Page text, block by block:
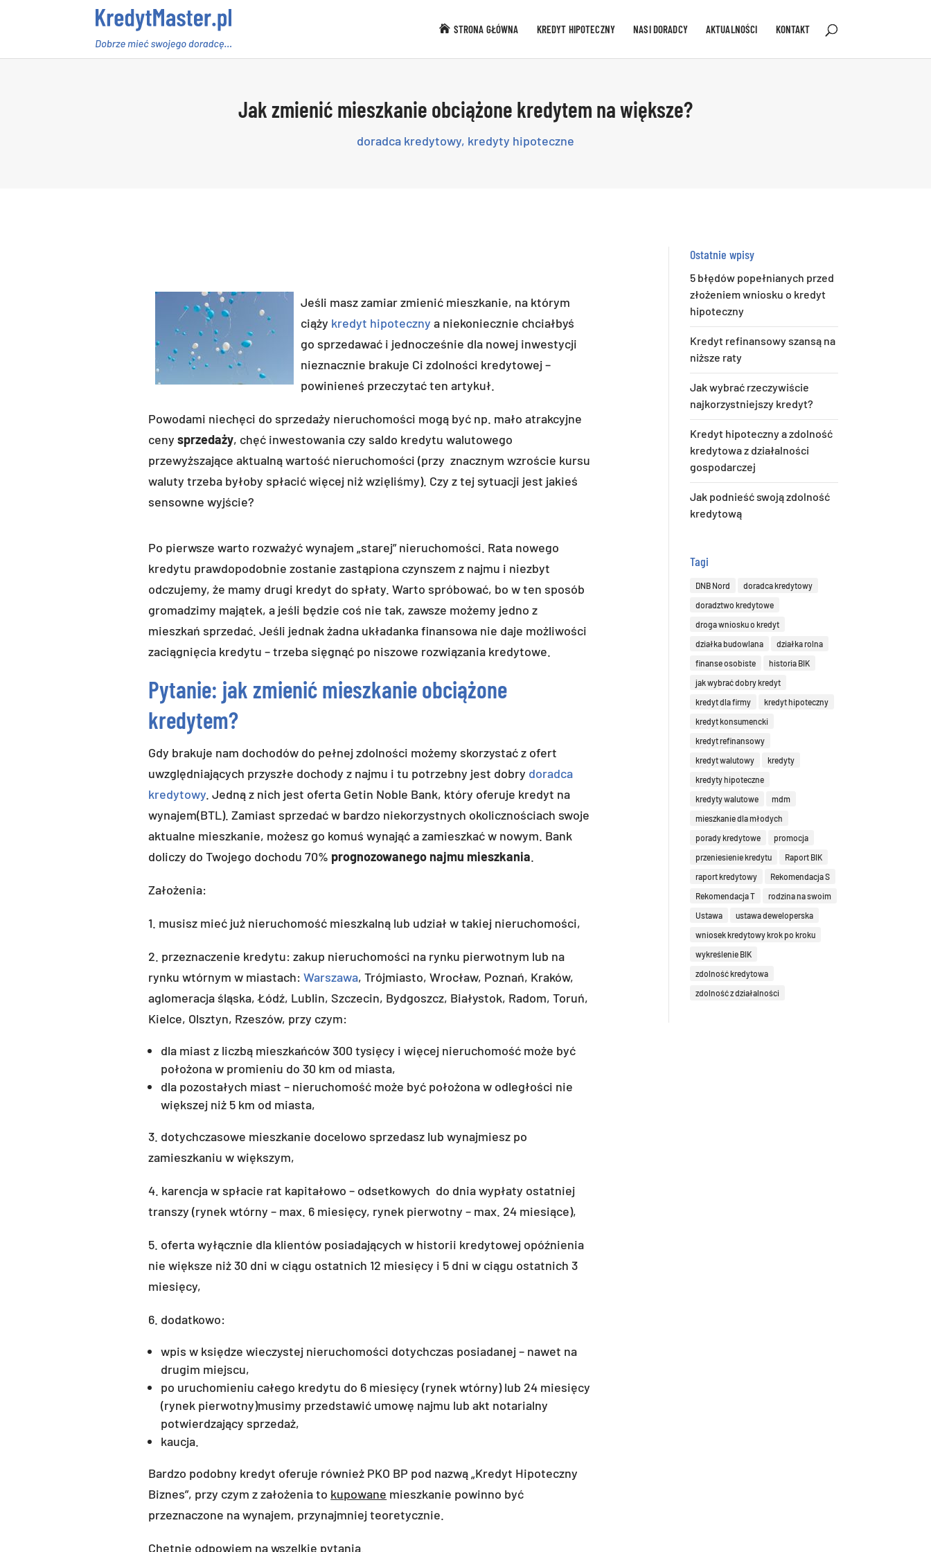
STRONA GŁÓWNA KREDYT HIPOTECZNY NASI DORADCY AKTUALNOŚCI KONTAKT
Jak zmienić mieszkanie obciążone kredytem na większe?
doradca kredytowy, kredyty hipoteczne
Jeśli masz zamiar zmienić mieszkanie, na którym
ciąży kredyt hipoteczny a niekoniecznie chciałbyś
go sprzedawać i jednocześnie dla nowej inwestycji
nieznacznie brakuje Ci zdolności kredytowej –
powinieneś przeczytać ten artykuł.
Powodami niechęci do sprzedaży nieruchomości mogą być np. mało atrakcyjne
cenysprzedaży, chęć inwestowania czy saldo kredytu walutowego
przewyższające aktualną wartość nieruchomości (przy znacznym wzroście kursu
waluty trzeba byłoby spłacić więcej niż wzięliśmy). Czy z tej sytuacji jest jakieś
sensowne wyjście?
Po pierwsze warto rozważyć wynajem „starej” nieruchomości. Rata nowego
kredytu prawdopodobnie zostanie zastąpiona czynszem z najmu i niezbyt
odczujemy, że mamy drugi kredyt do spłaty. Warto spróbować, bo w ten sposób
gromadzimy majątek, a jeśli będzie coś nie tak, zawsze możemy jedno z
mieszkań sprzedać. Jeśli jednak żadna układanka finansowa nie daje możliwości
zaciągnięcia kredytu – trzeba sięgnąć po niszowe rozwiązania kredytowe.
Pytanie: jak zmienić mieszkanie obciążone
kredytem?
Gdy brakuje nam dochodów do pełnej zdolności możemy skorzystać z ofert
uwzględniających przyszłe dochody z najmu i tu potrzebny jest dobry doradca
kredytowy. Jedną z nich jest oferta Getin Noble Bank, który oferuje kredyt na
wynajem(BTL). Zamiast sprzedać w bardzo niekorzystnych okolicznościach swoje
aktualne mieszkanie, możesz go komuś wynająć a zamieszkać w nowym. Bank
doliczy do Twojego dochodu 70% prognozowanego najmu mieszkania.
Założenia:
1. musisz mieć już nieruchomość mieszkalną lub udział w takiej nieruchomości,
2. przeznaczenie kredytu: zakup nieruchomości na rynku pierwotnym lub na
rynku wtórnym w miastach:Warszawa, Trójmiasto, Wrocław, Poznań, Kraków,
aglomeracja śląska, Łódź, Lublin, Szczecin, Bydgoszcz, Białystok, Radom, Toruń,
Kielce, Olsztyn, Rzeszów, przy czym:
dla miast z liczbą mieszkańców 300 tysięcy i więcej nieruchomość może być
położona w promieniu do 30 km od miasta,
dla pozostałych miast – nieruchomość może być położona w odległości nie
większej niż 5 km od miasta,
3. dotychczasowe mieszkanie docelowo sprzedasz lub wynajmiesz po
zamieszkaniu w większym,
4. karencja w spłacie rat kapitałowo – odsetkowych do dnia wypłaty ostatniej
transzy (rynek wtórny – max. 6 miesięcy, rynek pierwotny – max. 24 miesiące),
5. oferta wyłącznie dla klientów posiadających w historii kredytowej opóźnienia
nie większe niż 30 dni w ciągu ostatnich 12 miesięcy i 5 dni w ciągu ostatnich 3
miesięcy,
6. dodatkowo:
wpis w księdze wieczystej nieruchomości dotychczas posiadanej – nawet na
drugim miejscu,
po uruchomieniu całego kredytu do 6 miesięcy (rynek wtórny) lub 24 miesięcy
(rynek pierwotny)musimy przedstawić umowę najmu lub akt notarialny
potwierdzający sprzedaż,
kaucja.
Bardzo podobny kredyt oferuje również PKO BP pod nazwą „Kredyt Hipoteczny
Biznes”, przy czym z założenia to kupowane mieszkanie powinno być
przeznaczone na wynajem, przynajmniej teoretycznie.
Chętnie odpowiem na wszelkie pytania.
Ostatnie wpisy
5 błędów popełnianych przed
złożeniem wniosku o kredyt
hipoteczny
Kredyt refinansowy szansą na
niższe raty
Jak wybrać rzeczywiście
najkorzystniejszy kredyt?
Kredyt hipoteczny a zdolność
kredytowa z działalności
gospodarczej
Jak podnieść swoją zdolność
kredytową
Tagi
DNB Nord
doradca kredytowy
doradztwo kredytowe
droga wniosku o kredyt
działka budowlana
działka rolna
finanse osobiste
historia BIK
jak wybrać dobry kredyt
kredyt dla firmy
kredyt hipoteczny
kredyt konsumencki
kredyt refinansowy
kredyt walutowy
kredyty
kredyty hipoteczne
kredyty walutowe
mdm
mieszkanie dla młodych
porady kredytowe
promocja
przeniesienie kredytu
Raport BIK
raport kredytowy
Rekomendacja S
Rekomendacja T
rodzina na swoim
Ustawa
ustawa deweloperska
wniosek kredytowy krok po kroku
wykreślenie BIK
zdolność kredytowa
zdolność z działalności